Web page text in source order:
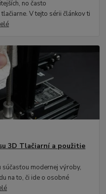
no často
V tejto sérii článkov ti
3D Tlačiarní a použitie
modernej výroby,
na to, či ide o osobné